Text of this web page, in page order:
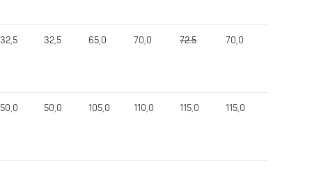
32,5 32,5 65,0 70,0 72.5 70,0
50,0 50,0 105,0 110,0 115,0 115,0